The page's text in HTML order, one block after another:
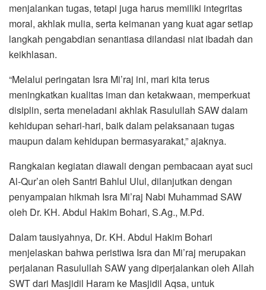
menjalankan tugas, tetapi juga harus memiliki integritas
moral, akhlak mulia, serta keimanan yang kuat agar setiap
langkah pengabdian senantiasa dilandasi niat ibadah dan
keikhlasan.
“Melalui peringatan Isra Mi’raj ini, mari kita terus
meningkatkan kualitas iman dan ketakwaan, memperkuat
disiplin, serta meneladani akhlak Rasulullah SAW dalam
kehidupan sehari-hari, baik dalam pelaksanaan tugas
maupun dalam kehidupan bermasyarakat,” ajaknya.
Rangkaian kegiatan diawali dengan pembacaan ayat suci
Al-Qur’an oleh Santri Bahlul Ulul, dilanjutkan dengan
penyampaian hikmah Isra Mi’raj Nabi Muhammad SAW
oleh Dr. KH. Abdul Hakim Bohari, S.Ag., M.Pd.
Dalam tausiyahnya, Dr. KH. Abdul Hakim Bohari
menjelaskan bahwa peristiwa Isra dan Mi’raj merupakan
perjalanan Rasulullah SAW yang diperjalankan oleh Allah
SWT dari Masjidil Haram ke Masjidil Aqsa, untuk